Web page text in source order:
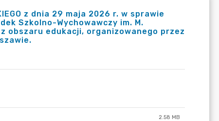
z dnia 29 maja 2026 r. w sprawie
Szkolno-Wychowawczy im. M.
obszaru edukacji, organizowanego przez
2.58 MB